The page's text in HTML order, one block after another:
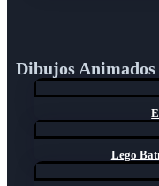
Dibujos Animados
Lego